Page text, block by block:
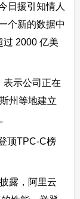
日援引知情人
个新的数据中
过 2000 亿美
表示公司正在
州等地建立
顶TPC-C榜
露，阿里云